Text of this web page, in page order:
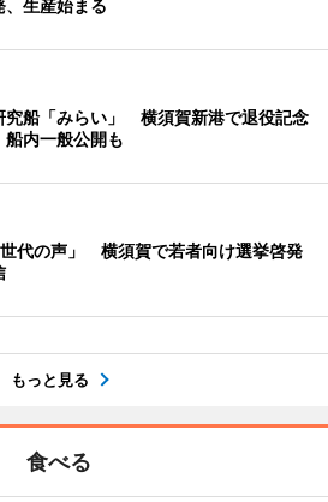
、生産始まる
究船「みらい」 横須賀新港で退役記念
船内一般公開も
世代の声」 横須賀で若者向け選挙啓発
もっと見る
食べる